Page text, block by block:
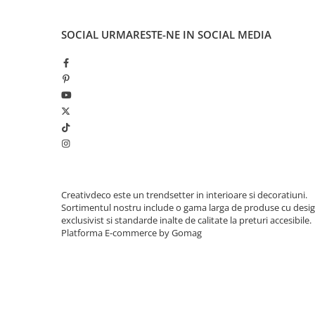
SOCIAL URMARESTE-NE IN SOCIAL MEDIA
Creativdeco este un trendsetter in interioare si decoratiuni.
Sortimentul nostru include o gama larga de produse cu
exclusivist si standarde inalte de calitate la preturi accesibile.
Platforma E-commerce by Gomag